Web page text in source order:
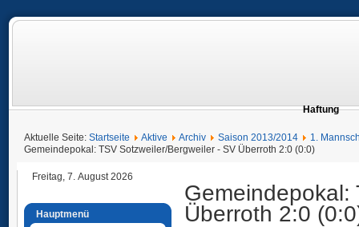
Haftung
Aktuelle Seite: Startseite Aktive Archiv Saison 2013/2014
1.
Gemeindepokal: TSV Sotzweiler/Bergweiler - SV Überroth 2:0 (0:0)
Freitag, 7. August 2026
Hauptmenü
Gemeindepokal:
Überroth 2:0